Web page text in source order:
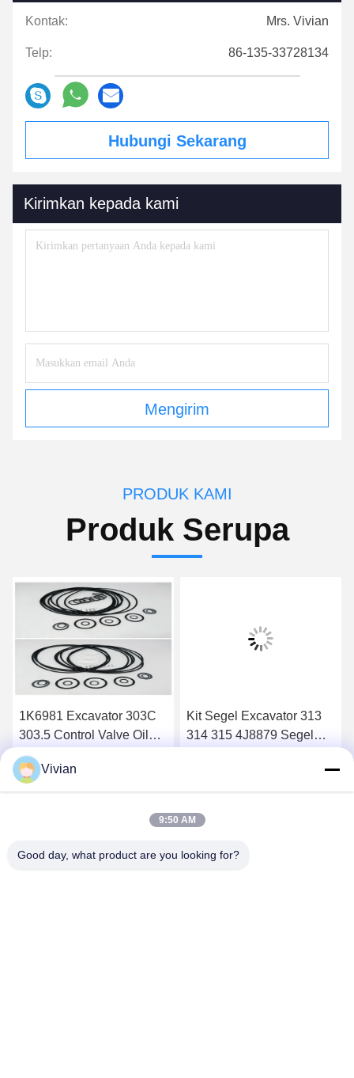
Kontak: Mrs. Vivian
Telp: 86-135-33728134
Hubungi Sekarang
Kirimkan kepada kami
Mengirim
PRODUK KAMI
Produk Serupa
1K6981 Excavator 303C
303.5 Control Valve Oil
Dapatkan Harga Terbaik
Kit Segel Excavator 313
314 315 4J8879 Segel
Dapatkan Harga Terbaik
Vivian
9:50 AM
Good day, what product are you looking for?